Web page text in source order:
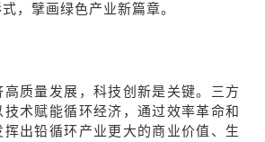
，擘画绿色产业新篇章。
高质量发展，科技创新是关键。三方
术赋能循环经济，通过效率革命和
挥出铅循环产业更大的商业价值、生